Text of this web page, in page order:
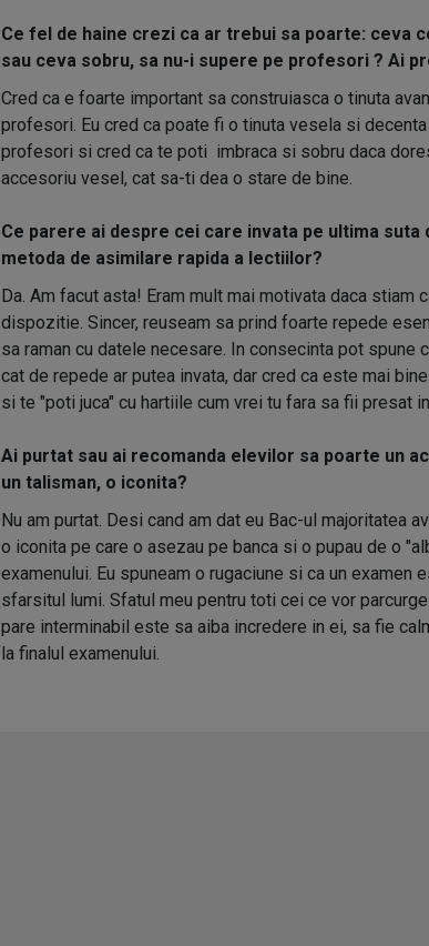
Ce fel de haine crezi ca ar trebui sa poarte: ceva
sau ceva sobru, sa nu-i supere pe profesori ? Ai
Cred ca e foarte important sa construiasca o tinuta
profesori. Eu cred ca poate fi o tinuta vesela si
profesori si cred ca te poti imbraca si sobru daca
accesoriu vesel, cat sa-ti dea o stare de bine.
Ce parere ai despre cei care invata pe ultima
metoda de asimilare rapida a lectiilor?
Da. Am facut asta! Eram mult mai motivata daca stiam
dispozitie. Sincer, reuseam sa prind foarte repede
sa raman cu datele necesare. In consecinta pot spune
cat de repede ar putea invata, dar cred ca este mai
si te "poti juca" cu hartiile cum vrei tu fara sa fii presat
Ai purtat sau ai recomanda elevilor sa poarte un
un talisman, o iconita?
Nu am purtat. Desi cand am dat eu Bac-ul majoritatea
o iconita pe care o asezau pe banca si o pupau de o
examenului. Eu spuneam o rugaciune si ca un examen
sfarsitul lumi. Sfatul meu pentru toti cei ce vor
pare interminabil este sa aiba incredere in ei, sa fie
la finalul examenului.